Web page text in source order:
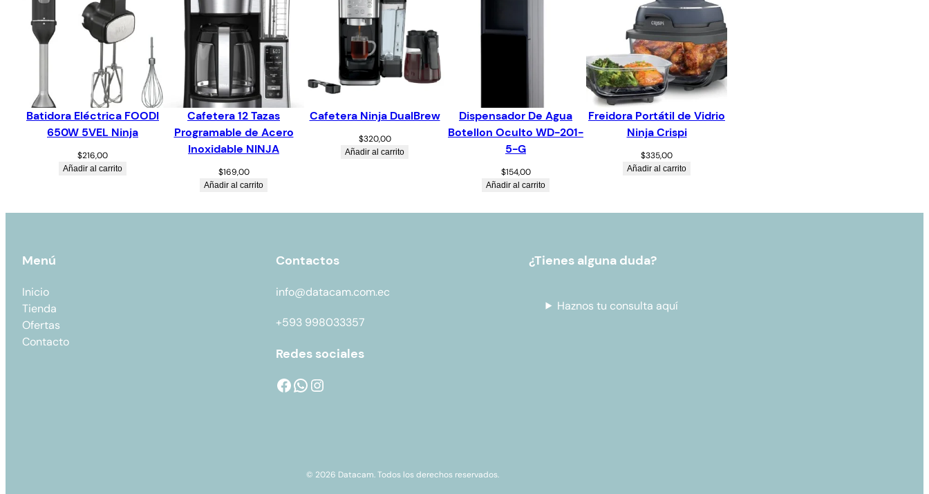
Batidora Eléctrica FOODI
650W 5VEL Ninja
$216,00
Añadir al carrito
Cafetera 12 Tazas
Programable de Acero
Inoxidable NINJA
$169,00
Añadir al carrito
Cafetera Ninja DualBrew
$320,00
Añadir al carrito
Dispensador De Agua
Botellon Oculto WD-201-
5-G
$154,00
Añadir al carrito
Freidora Portátil de Vidrio
Ninja Crispi
$335,00
Añadir al carrito
Menú
Inicio
Tienda
Ofertas
Contacto
Contactos
info@datacam.com.ec
+593 998033357
Redes sociales
¿Tienes alguna duda?
Haznos tu consulta aquí
© 2026 Datacam. Todos los derechos reservados.